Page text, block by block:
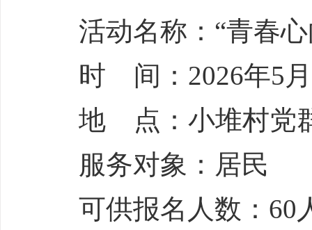
活动名称：“青春
时 间：2026年5
地 点：小堆村党
服务对象：居民
可供报名人数：60